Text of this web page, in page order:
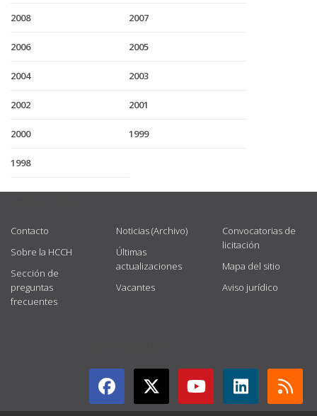
2008 2007
2006 2005
2004 2003
2002 2001
2000 1999
1998
Contacto
Sobre la HCCH
Sección de
preguntas
frecuentes
Noticias (Archivo)
Últimas
actualizaciones
Vacantes
Convocatorias de
licitación
Mapa del sitio
Aviso jurídico